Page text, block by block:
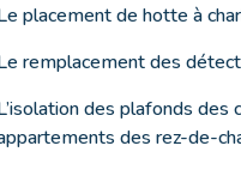
placement de hotte à
remplacement des
des plafonds
des rez-de-